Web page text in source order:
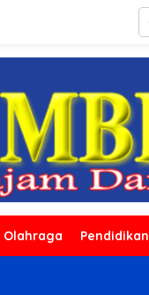
Olahraga Pendidikan